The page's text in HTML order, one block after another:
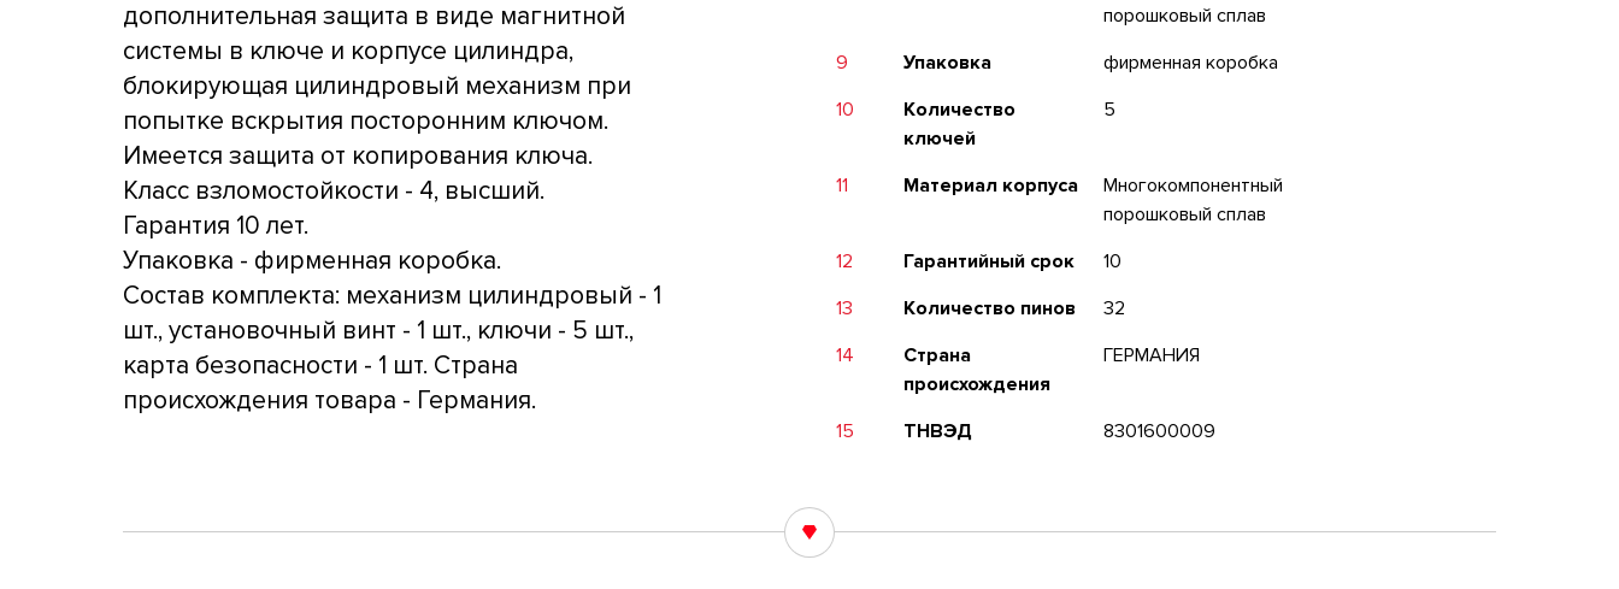
дополнительная защита в виде магнитной
системы в ключе и корпусе цилиндра,
блокирующая цилиндровый механизм при
попытке вскрытия посторонним ключом.
Имеется защита от копирования ключа.
Класс взломостойкости - 4, высший.
Гарантия 10 лет.
Упаковка - фирменная коробка.
Состав комплекта: механизм цилиндровый - 1
шт., установочный винт - 1 шт., ключи - 5 шт.,
карта безопасности - 1 шт. Страна
происхождения товара - Германия.
порошковый сплав
9
Упаковка
фирменная коробка
10
Количество
ключей
5
11 Материал корпуса
Многокомпонентный
порошковый сплав
12
Гарантийный срок
10
13
Количество пинов
32
14
Страна
происхождения
ГЕРМАНИЯ
15 ТНВЭД 8301600009